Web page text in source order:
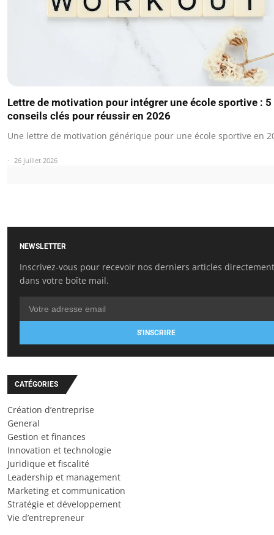
Lettre de motivation pour intégrer une école sportive : 5
conseils clés pour réussir en 2026
Une lettre de motivation générique pour une école sportive en
26 juillet 2026
NEWSLETTER
Inscrivez-vous pour recevoir nos derniers articles directement
dans votre boîte mail.
S'INSCRIRE
CATÉGORIES
Création d’entreprise
General
Gestion et finances
Innovation et technologie
Juridique et fiscalité
Leadership et management
Marketing et communication
Stratégie et développement
Vie d’entrepreneur